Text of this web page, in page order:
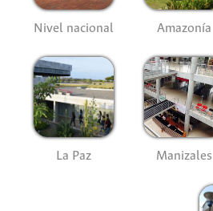
Nivel nacional Amazonía
La Paz Manizales